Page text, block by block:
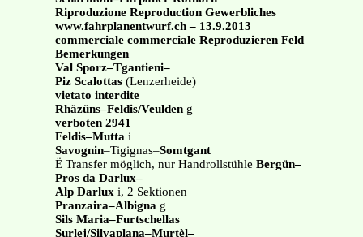
Riproduzione Reproduction Gewerbliches
www.fahrplanentwurf.ch – 13.9.2013
commerciale commerciale Reproduzieren Feld
Bemerkungen
Val Sporz–Tgantieni–
Piz Scalottas(Lenzerheide)
vietato interdite
Rhäzüns–Feldis/Veuldeng
verboten 2941
Feldis–Muttai
Savognin–Tigignas–Somtgant
Ë Transfer möglich, nur Handrollstühle Bergün–
Pros da Darlux–
Alp Darlux i, 2 Sektionen
Pranzaira–Albignag
Sils Maria–Furtschellas
Surlej/Silvaplana–Murtèl–